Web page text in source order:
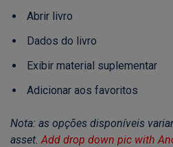
Abrir livro
Dados do livro
Exibir material suplementar
Adicionar aos favoritos
Nota: as opções disponíveis
asset. Add drop down pic with